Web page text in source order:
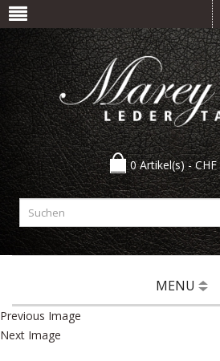
0 Artikel(s) -CHF
MENU
Previous Image
Next Image